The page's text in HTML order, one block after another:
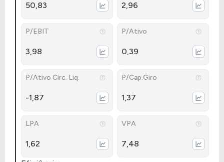
50,83 2,96
P/EBIT
3,98
P/Ativo
0,39
P/Ativo Circ. Liq.
-1,87
P/Cap.Giro
1,37
LPA
1,62
VPA
7,48